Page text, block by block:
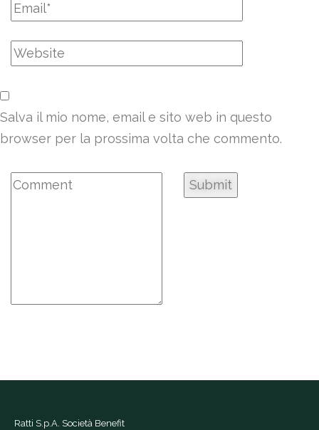
Salva il mio nome, email e sito web in questo
browser per la prossima volta che commento.
Ratti S.p.A. Società Benefit